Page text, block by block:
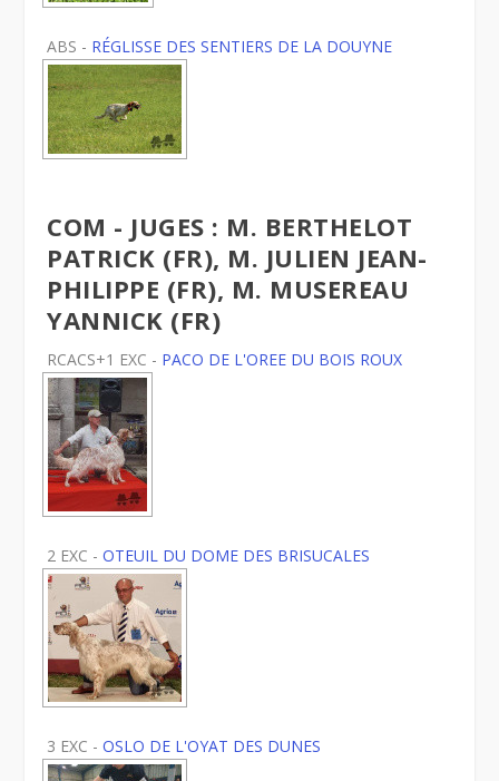
ABS - RÉGLISSE DES SENTIERS DE LA DOUYNE
COM - JUGES : M. BERTHELOT
PATRICK (FR), M. JULIEN JEAN-
PHILIPPE (FR), M. MUSEREAU
YANNICK (FR)
RCACS+1 EXC - PACO DE L'OREE DU BOIS ROUX
2 EXC -OTEUIL DU DOME DES BRISUCALES
3 EXC -OSLO DE L'OYAT DES DUNES